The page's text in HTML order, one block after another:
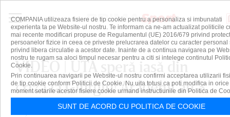
VIDEO | UTA speră iasă din
criză la Giurgiu! Arădenii au 3
eşecuri la rând. Balint: "Nu
COMPANIA utilizeaza fisiere de tip cookie pentru a personaliza si imbunatati
experienta ta pe Website-ul nostru. Te informam ca ne-am actualizat politicile
mai recente modificari propuse de Regulamentul (UE) 2016/679 privind
persoanelor fizice in ceea ce priveste prelucrarea datelor cu caracter personal
privind libera circulatie a acestor date. Inainte de a continua navigarea pe
nostru te rugam sa aloci timpul necesar pentru a citi si intelege continutul
Cookie.
Prin continuarea navigarii pe Website-ul nostru confirmi acceptarea utilizarii
de tip cookie conform Politicii de Cookie. Nu uita totusi ca poti modifica in orice
moment setarile acestor fisiere cookie urmand instructiunile din Politica de
SUNT DE ACORD CU POLITICA DE COOKIE